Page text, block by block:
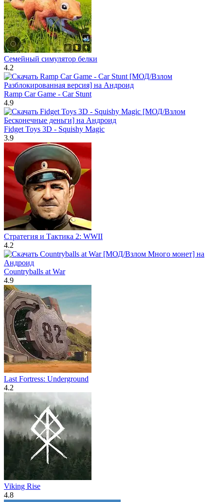
Семейный симулятор белки
4.2
Ramp Car Game - Car Stunt
4.9
Fidget Toys 3D - Squishy Magic
3.9
Стратегия и Тактика 2: WWII
4.2
Countryballs at War
4.9
Last Fortress: Underground
4.2
Viking Rise
4.8